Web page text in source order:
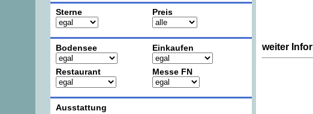
Sterne Preis
Bodensee Einkaufen
Restaurant Messe FN
Ausstattung
weiter